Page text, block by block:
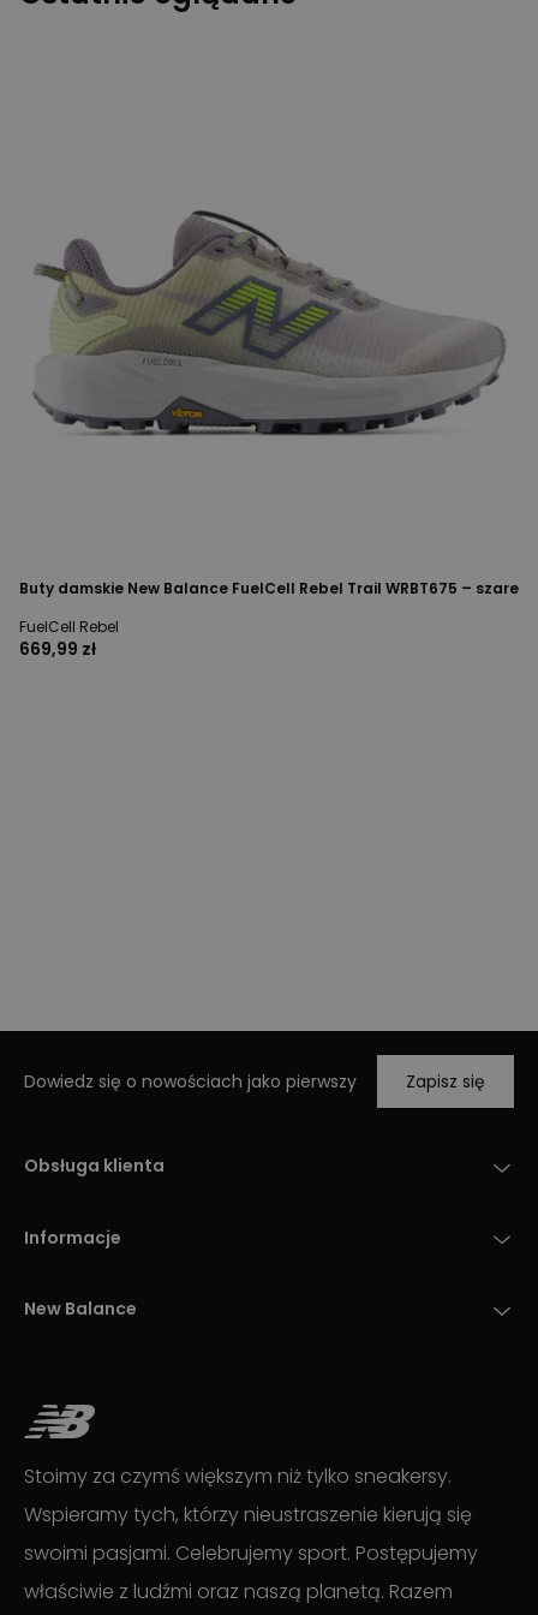
Buty damskie New Balance FuelCell Rebel Trail WRBT675 – szare
FuelCell Rebel
669,99 zł
Dowiedz się o nowościach jako pierwszy Zapisz się
Obsługa klienta
Informacje
New Balance
Stoimy za czymś większym niż tylko sneakersy.
Wspieramy tych, którzy nieustraszenie kierują się
swoimi pasjami. Celebrujemy sport. Postępujemy
właściwie z ludźmi oraz naszą planetą. Razem